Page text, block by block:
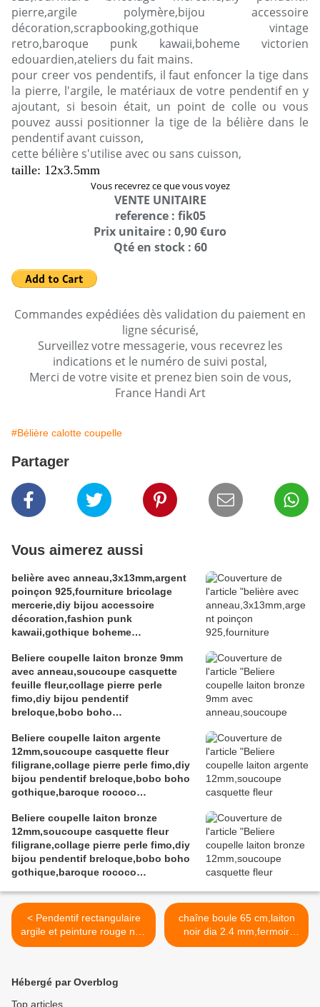
pierre,argile polymère,bijou accessoire
décoration,scrapbooking,gothique vintage
retro,baroque punk kawaii,boheme victorien
edouardien,ateliers du fait mains.
pour creer vos pendentifs, il faut enfoncer la tige dans
la pierre, l'argile, le matériaux de votre pendentif en y
ajoutant, si besoin était, un point de colle ou vous
pouvez aussi positionner la tige de la bélière dans le
pendentif avant cuisson,
cette bélière s'utilise avec ou sans cuisson,
taille: 12x3.5mm
Vous recevrez ce que vous voyez
VENTE UNITAIRE
reference : fik05
Prix unitaire : 0,90 €uro
Qté en stock : 60
Commandes expédiées dès validation du paiement en
ligne sécurisé,
Surveillez votre messagerie, vous recevrez les
indications et le numéro de suivi postal,
Merci de votre visite et prenez bien soin de vous,
France Handi Art
#Bélière calotte coupelle
Partager
Vous aimerez aussi
belière avec anneau,3x13mm,argent
poinçon 925,fourniture bricolage
mercerie,diy bijou accessoire
décoration,fashion punk
kawaii,gothique boheme
ceremonie,ateliers du fait mains
Beliere coupelle laiton bronze 9mm
avec anneau,soucoupe casquette
feuille fleur,collage pierre perle
fimo,diy bijou pendentif
breloque,bobo boho
victorien,deco scrap
Beliere coupelle laiton argente
12mm,soucoupe casquette fleur
filigrane,collage pierre perle fimo,diy
bijou pendentif breloque,bobo boho
gothique,baroque rococo
Beliere coupelle laiton bronze
12mm,soucoupe casquette fleur
filigrane,collage pierre perle fimo,diy
bijou pendentif breloque,bobo boho
gothique,baroque rococo
< Pendentif rectangulaire
argile et peinture rouge noir
et or, art contemporain
noel,femme homme unisex
lgbt,fait mains en
chaîne boule 65 cm,laiton
noir dia 2.4 mm,fermoir
boule,fourniture bricolage
Hébergé par Overblog
Top articles